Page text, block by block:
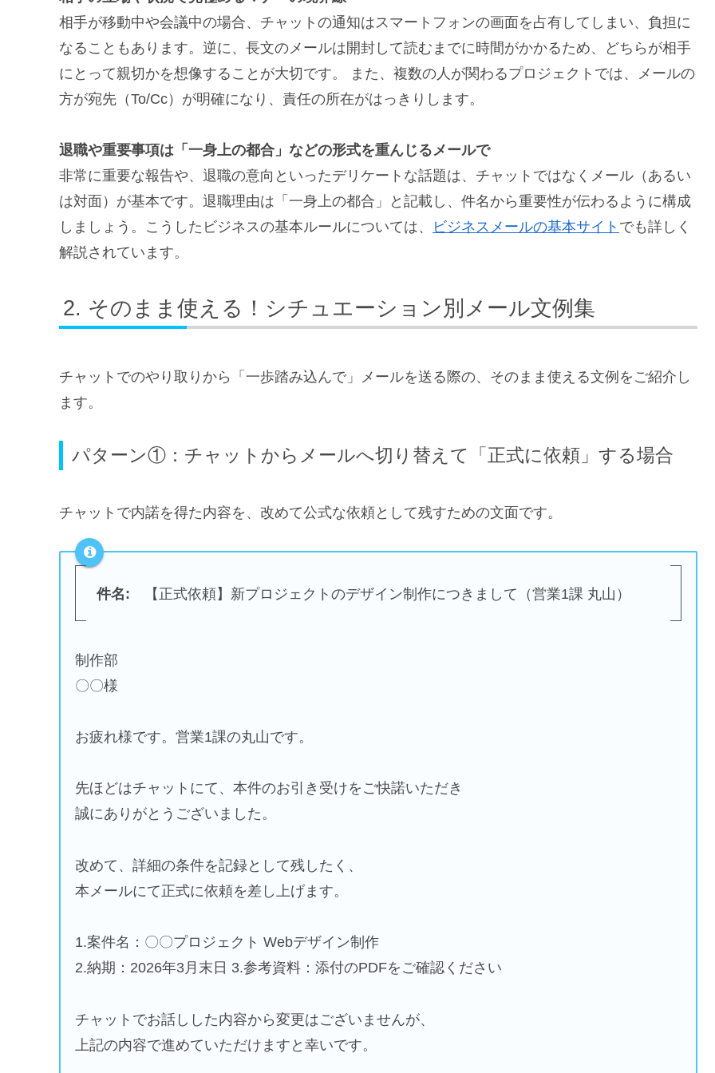
相手が移動中や会議中の場合、チャットの通知はスマートフォンの画面を占有してしまい、負担に
なることもあります。逆に、長文のメールは開封して読むまでに時間がかかるため、どちらが相手
にとって親切かを想像することが大切です。 また、複数の人が関わるプロジェクトでは、メールの
方が宛先（To/Cc）が明確になり、責任の所在がはっきりします。
退職や重要事項は「一身上の都合」などの形式を重んじるメールで
非常に重要な報告や、退職の意向といったデリケートな話題は、チャットではなくメール（あるい
は対面）が基本です。退職理由は「一身上の都合」と記載し、件名から重要性が伝わるように構成
しましょう。こうしたビジネスの基本ルールについては、
ビジネスメールの基本サイト でも詳しく
解説されています。
そのまま使える！シチュエーション別メール文例集
チャットでのやり取りから「一歩踏み込んで」メールを送る際の、そのまま使える文例をご紹介し
ます。
パターン①：チャットからメールへ切り替えて「正式に依頼」する場合
チャットで内諾を得た内容を、改めて公式な依頼として残すための文面です。
件名: 【正式依頼】新プロジェクトのデザイン制作につきまして（営業1課 丸山）
制作部
〇〇様
お疲れ様です。営業1課の丸山です。
先ほどはチャットにて、本件のお引き受けをご快諾いただき
誠にありがとうございました。
改めて、詳細の条件を記録として残したく、
本メールにて正式に依頼を差し上げます。
1.案件名：〇〇プロジェクト Webデザイン制作
2.納期：2026年3月末日 3.参考資料：添付のPDFをご確認ください
チャットでお話しした内容から変更はございませんが、
上記の内容で進めていただけますと幸いです。